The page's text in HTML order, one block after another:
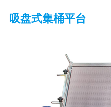
吸盘式集桶平台